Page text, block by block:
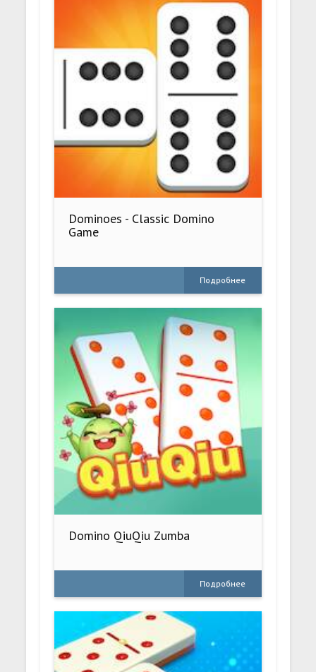
Dominoes - Classic Domino
Game
Подробнее
Domino QiuQiu Zumba
Подробнее